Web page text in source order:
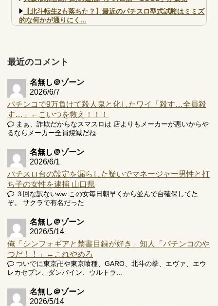
【北斗転生2も落ちた？】最近のパチスロ型式試験はミミズ
的な何かが通りにく...
井の軽い絆？
Powered by livedoor 相互RSS
最近のコメント
名無し＠ゾーン
2026/6/7
パチンコで9万負けて殺人鬼と化したワイ「殺す…全員殺
す…」←こいつを救え！！！
まぁ、詐欺だからなスマスロは 店よりもメーカーが悪いからや
るならメーカー全員焼滅だね
名無し＠ゾーン
2026/6/1
パチスロ台の設定を漏らした疑いでマネージャー男性と打
ち子の女性を逮捕 山口県
３回な訳ないww この女毎日朝早くから並んで台確保してた
ぞ。 サクラで有名だった
名無し＠ゾーン
2026/5/14
俺「シンフォギアと禁書目録が好き」知人「パチンコのや
つだ！！」←これやめろ
ついでに東京卍や東京喰種、GARO、北斗の拳、エヴァ、エウ
レカセブン、ダンバイン、ウルトラ...
名無し＠ゾーン
2026/5/14